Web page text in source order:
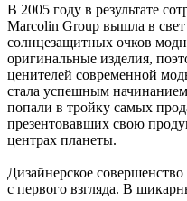
В 2005 году в результате
Marcolin Group вышла в
солнцезащитных очков
оригинальные изделия,
ценителей современной
стала успешным
попали в тройку самых
презентовавших свою
центрах планеты.
Дизайнерское
с первого взгляда. В